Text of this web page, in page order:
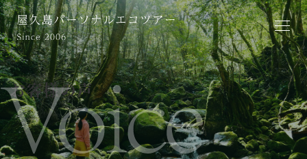
お客様の声